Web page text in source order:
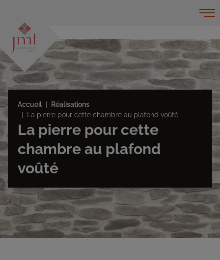
Accueil
Réalisations
La pierre pour cette chambre au plafond voûté
La pierre pour cette
chambre au plafond
voûté